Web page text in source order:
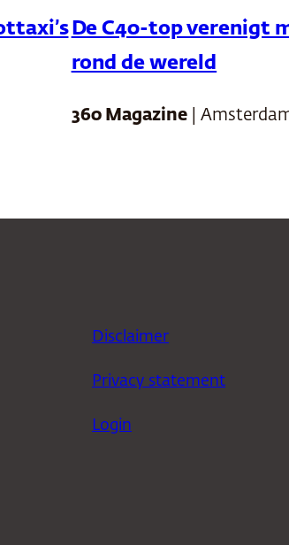
De C40-top verenigt
rond de wereld
360 Magazine|
Disclaimer
Privacy statement
Login